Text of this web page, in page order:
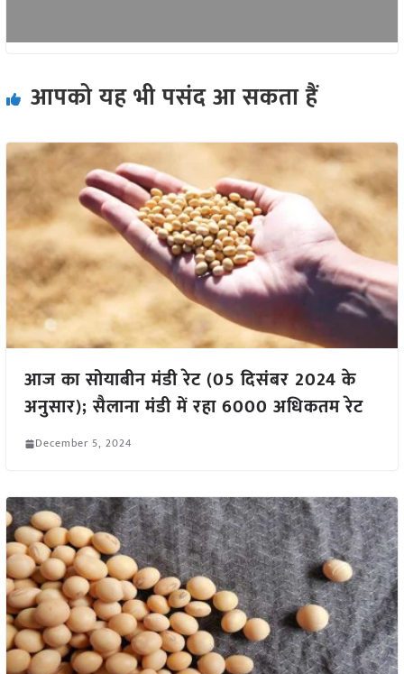
आपको यह भी पसंद आ सकता हैं
आज का सोयाबीन मंडी रेट (05 दिसंबर 2024 के
अनुसार); सैलाना मंडी में रहा 6000 अधिकतम रेट
December 5, 2024